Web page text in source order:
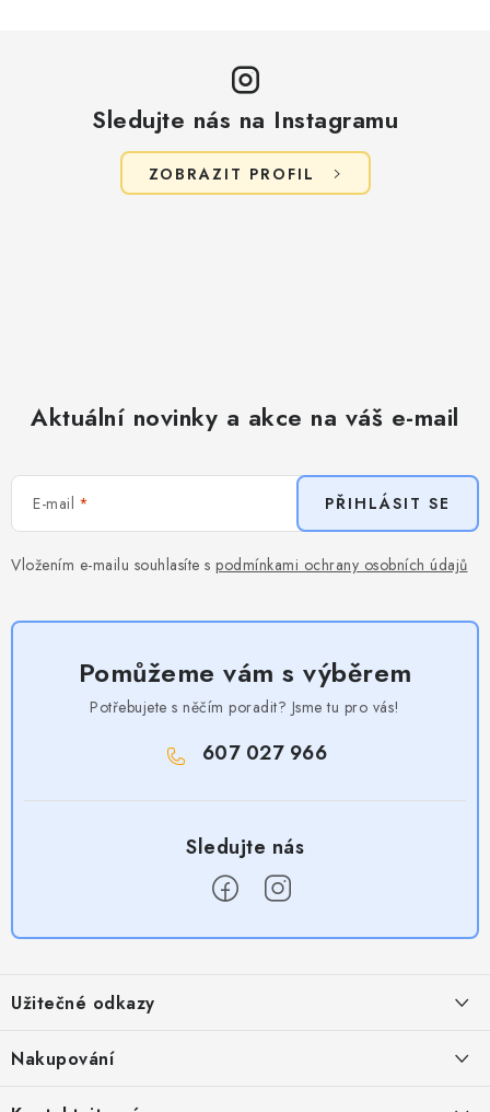
Sledujte nás na Instagramu
ZOBRAZIT PROFIL
Aktuální novinky a akce na váš e-mail
E-mail
Vložením e-mailu souhlasíte s podmínkami ochrany osobních údajů
PŘIHLÁSIT SE
Pomůžeme vám s výběrem
Potřebujete s něčím poradit? Jsme tu pro vás!
607 027 966
p
a
Užitečné odkazy
Nakupování